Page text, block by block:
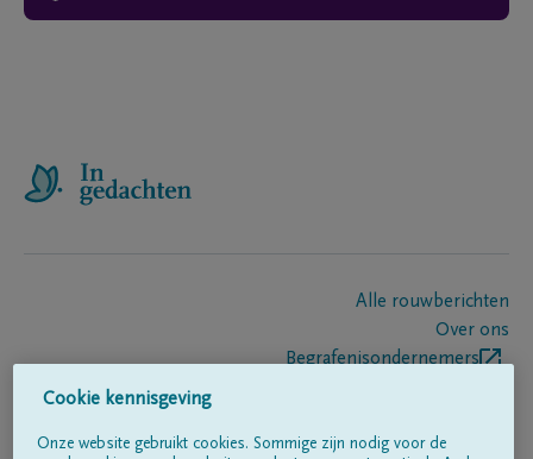
Alle rouwberichten
Over ons
Begrafenisondernemers
Cookie kennisgeving
Onze website gebruikt cookies. Sommige zijn nodig voor de